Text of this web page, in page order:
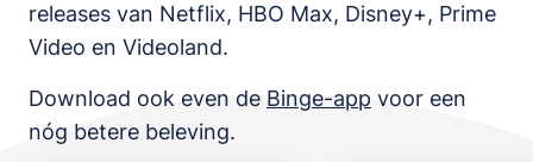
releases van Netflix, HBO Max, Disney+, Prime
Video en Videoland.
Download ook even de Binge-app voor een
nóg betere beleving.